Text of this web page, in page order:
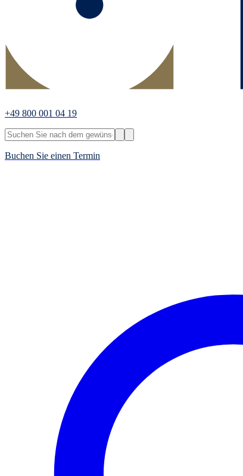
+49 800 001 04 19
Buchen Sie einen Termin